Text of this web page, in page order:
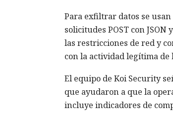
Para exfiltrar datos se
solicitudes POST con
las restricciones de red y
con la actividad legítima
El equipo de Koi Security
que ayudaron a que la
incluye indicadores de